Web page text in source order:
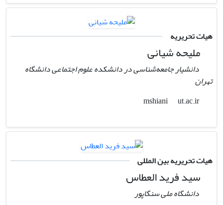
هیات تحریریه
ملیحه شیانی
دانشیار جامعه‌شناسی در دانشکده علوم اجتماعی دانشگاه
تهران
mshiani
ut.ac.ir
هیات تحریریه بین المللی
سید فرید العطاس
دانشگاه ملی سنگاپور